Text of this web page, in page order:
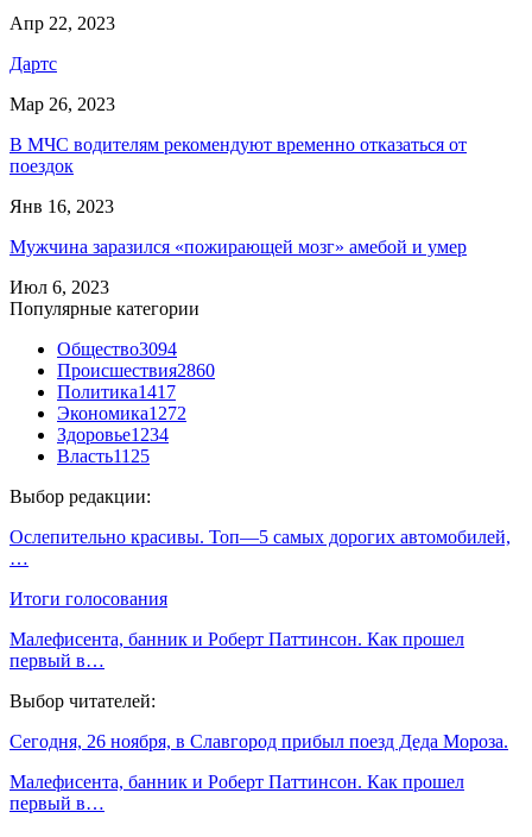
Апр 22, 2023
Дартс
Мар 26, 2023
В МЧС водителям рекомендуют временно отказаться от
поездок
Янв 16, 2023
Мужчина заразился «пожирающей мозг» амебой и умер
Июл 6, 2023
Популярные категории
Общество3094
Происшествия2860
Политика1417
Экономика1272
Здоровье1234
Власть1125
Выбор редакции:
Ослепительно красивы. Топ—5 самых дорогих автомобилей,
…
Итоги голосования
Малефисента, банник и Роберт Паттинсон. Как прошел
первый в…
Выбор читателей:
Сегодня, 26 ноября, в Славгород прибыл поезд Деда Мороза.
Малефисента, банник и Роберт Паттинсон. Как прошел
первый в…